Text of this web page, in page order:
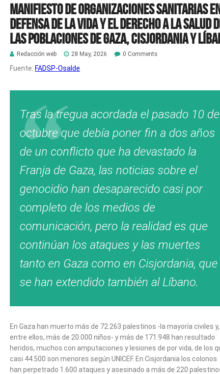
MANIFIESTO DE ORGANIZACIONES SANITARIAS
DEFENSA DE LA VIDA Y EL DERECHO A LA SALUD
LAS POBLACIONES DE GAZA, CISJORDANIA Y
Redacción web 28 May, 2026 0 Comments
Fuente: FADSP-Osalde
Tras la tregua acordada el pasado 10 de
octubre que debía poner fin a dos años
de un conflicto que ha devastado la
Franja de Gaza, las noticias sobre el
genocidio han desaparecido casi por
completo de los medios de
comunicación, pero la realidad es que
continúan los ataques y las muertes
tanto en Gaza como en Cisjordania, que
se han extendido también al Líbano.
En Gaza han muerto más de 72.263 palestinos -la mayoría civiles y,
entre ellos, más de 20.000 niños- y más de 171.948 han resultado
heridos, muchos con amputaciones y lesiones de por vida, de los
casi 44.500 son menores según UNICEF. En Cisjordania los colonos
han perpetrado 1.600 ataques y asesinado a más de 220